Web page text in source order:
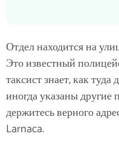
Отдел находится на
Это известный
таксист знает, как
иногда указаны другие
держитесь верного
Larnaca.